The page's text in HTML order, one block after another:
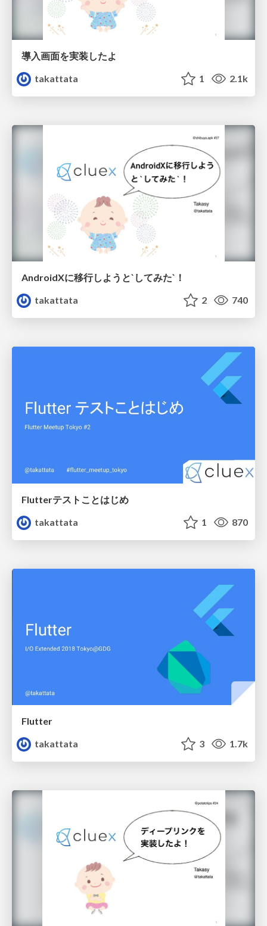
導入画面を実装したよ
takattata
1 2.1k
AndroidXに移行しようと`してみた`！
takattata
2 740
Flutterテストことはじめ
takattata
1 870
Flutter
takattata
3 1.7k